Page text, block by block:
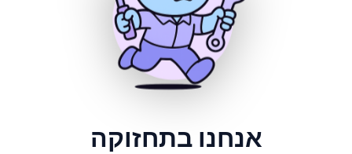
אנחנו בתחזוקה